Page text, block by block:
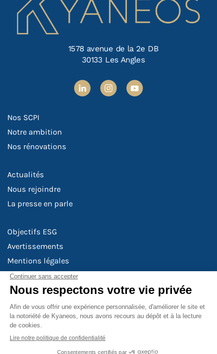
1578 avenue de la 2e DB
30133 Les Angles
Nos SCPI
Notre ambition
Nos rénovations
Actualités
Nous rejoindre
La presse en parle
Objectifs ESG
Avertissements
Mentions légales
Risques de durabilité
Politique de rémunération
Politique de confidentialité